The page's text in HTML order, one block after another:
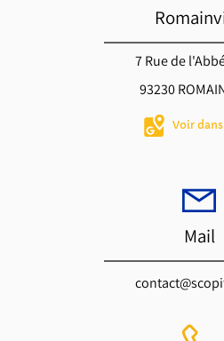
7 Rue de
93230
Voir
Mail